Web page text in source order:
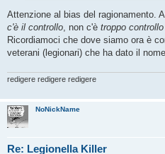
Attenzione al bias del ragionamento.
c'è il controllo, non c'è troppo
Ricordiamoci che dove siamo ora è
veterani (legionari) che ha dato il
redigere redigere redigere
NoNickName
Re: Legionella Killer